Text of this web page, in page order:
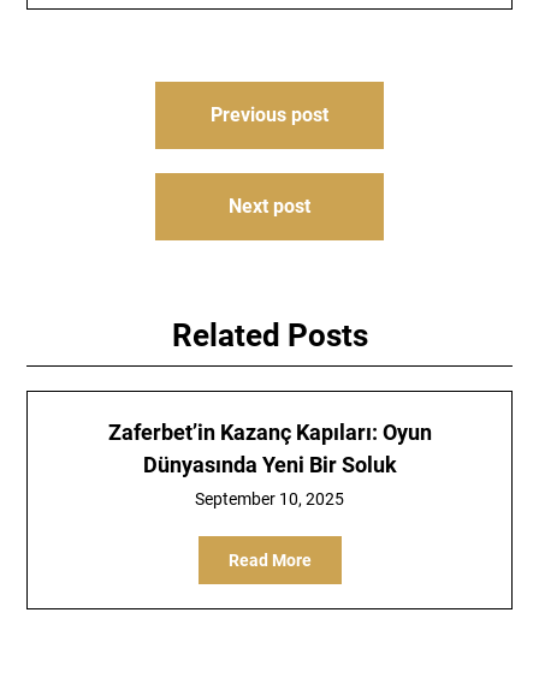
Previous post
Next post
Related Posts
Zaferbet’in Kazanç Kapıları: Oyun
Dünyasında Yeni Bir Soluk
September 10, 2025
Read More